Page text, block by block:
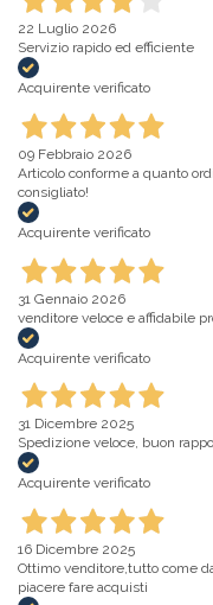
22 Luglio 2026
Servizio rapido ed efficiente
Acquirente verificato
09 Febbraio 2026
Articolo conforme a quanto
consigliato!
Acquirente verificato
31 Gennaio 2026
venditore veloce e affidabile
Acquirente verificato
31 Dicembre 2025
Spedizione veloce, buon
Acquirente verificato
16 Dicembre 2025
Ottimo venditore,tutto come
piacere fare acquisti